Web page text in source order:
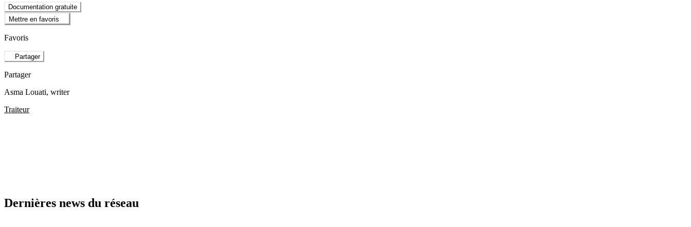
Documentation gratuite
Mettre en favoris
Favoris
Partager
Partager
Asma Louati, writer
Traiteur
Dernières news du réseau